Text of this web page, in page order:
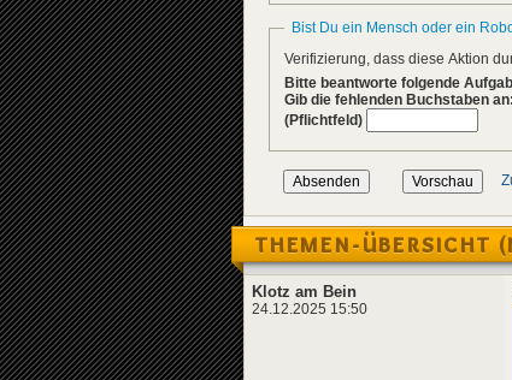
Bist Du ein Mensch oder ein
Verifizierung, dass diese Aktion
Bitte beantworte folgende
Gib die fehlenden Buchstaben
(Pflichtfeld)
THEMEN-ÜBERSICHT
Klotz am Bein
24.12.2025 15:50